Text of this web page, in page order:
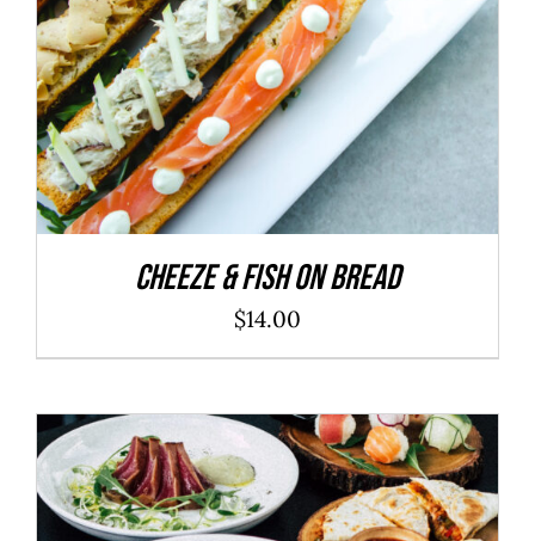
Cheeze & Fish On Bread
$14.00